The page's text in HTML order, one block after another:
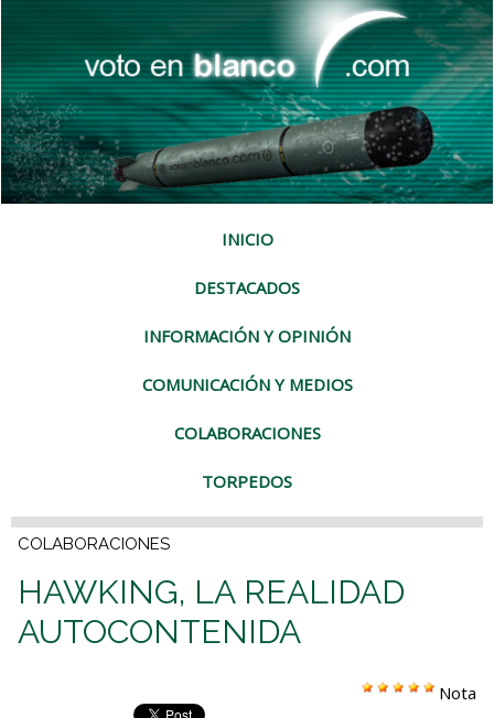
INICIO
DESTACADOS
INFORMACIÓN Y OPINIÓN
COMUNICACIÓN Y MEDIOS
COLABORACIONES
TORPEDOS
COLABORACIONES
HAWKING, LA REALIDAD
AUTOCONTENIDA
Nota